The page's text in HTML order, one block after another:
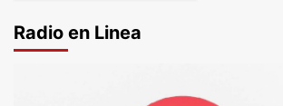
Radio en Linea